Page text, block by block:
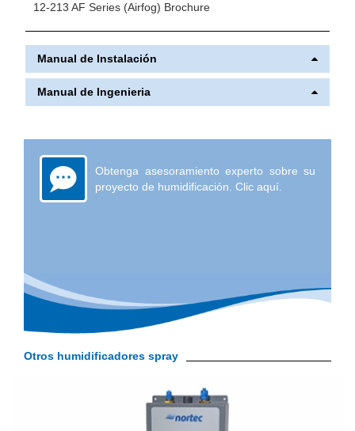
12-213 AF Series (Airfog) Brochure
Manual de Instalación
Manual de Ingenieria
Obtenga asesoramiento experto sobre su
proyecto de humidificación. Clic aquí.
Otros humidificadores spray